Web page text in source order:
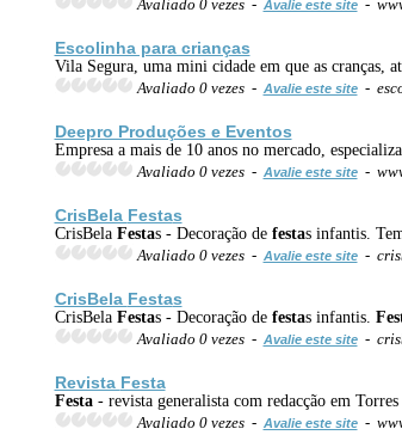
Avaliado 0 vezes - Avalie este site-
Escolinha para crianças
Vila Segura, uma mini cidade em que as cranças,
Avaliado 0 vezes - Avalie este site-
Deepro Produções e Eventos
Empresa a mais de 10 anos no mercado,
Avaliado 0 vezes - Avalie este site-
CrisBela Festas
CrisBela Festas - Decoração de festas infantis.
Avaliado 0 vezes - Avalie este site-
CrisBela Festas
CrisBela Festas - Decoração de festas infantis.
Avaliado 0 vezes - Avalie este site-
Revista Festa
Festa- revista generalista com redacção em
Avaliado 0 vezes - Avalie este site-